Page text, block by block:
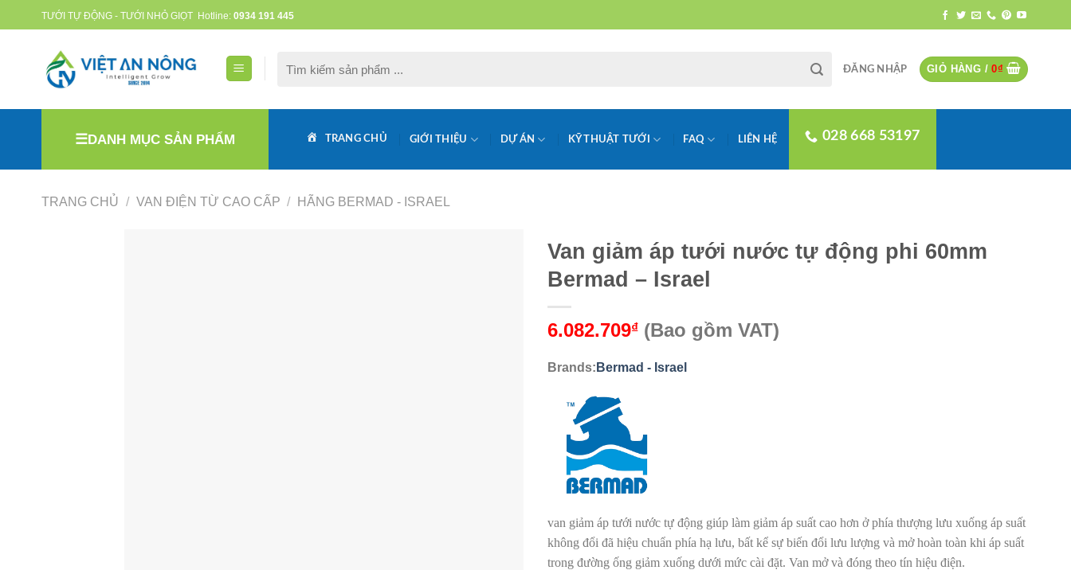
to
TƯỚI TỰ ĐỘNG - TƯỚI NHỎ GIỌT Hotline: 0934 191 445
kiếm:
ĐĂNG NHẬP GIỎ HÀNG /0₫
DANH MỤC SẢN PHẨM TRANG CHỦ GIỚI THIỆU DỰ ÁN KỸ THUẬT TƯỚI FAQ LIÊN HỆ 028 668 53197
TRANG CHỦ / VAN ĐIỆN TỪ CAO CẤP / HÃNG BERMAD - ISRAEL
Van giảm áp tưới nước tự động phi 60mm
Bermad – Israel
6.082.709₫ (Bao gồm VAT)
Brands: Bermad - Israel
van giảm áp tưới nước tự động giúp làm giảm áp suất cao hơn ở phía thượng lưu xuống áp suất
không đổi đã hiệu chuẩn phía hạ lưu, bất kể sự biến đổi lưu lượng và mở hoàn toàn khi áp suất
trong đường ống giảm xuống dưới mức cài đặt. Van mở và đóng theo tín hiệu điện.